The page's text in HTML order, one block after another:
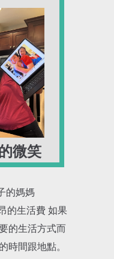
的媽媽
的生活費 如果
的生活方式而
時間跟地點。
微笑